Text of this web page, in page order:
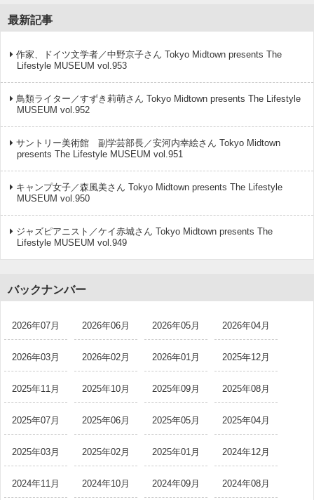
最新記事
作家、ドイツ文学者／中野京子さん Tokyo Midtown presents The
Lifestyle MUSEUM vol.953
鳥類ライター／すずき莉萌さん Tokyo Midtown presents The Lifestyle
MUSEUM vol.952
サントリー美術館 副学芸部長／安河内幸絵さん Tokyo Midtown
presents The Lifestyle MUSEUM vol.951
キャンプ女子／森風美さん Tokyo Midtown presents The Lifestyle
MUSEUM vol.950
ジャズピアニスト／ケイ赤城さん Tokyo Midtown presents The
Lifestyle MUSEUM vol.949
バックナンバー
2026年07月 2026年06月 2026年05月 2026年04月
2026年03月 2026年02月 2026年01月 2025年12月
2025年11月 2025年10月 2025年09月 2025年08月
2025年07月 2025年06月 2025年05月 2025年04月
2025年03月 2025年02月 2025年01月 2024年12月
2024年11月 2024年10月 2024年09月 2024年08月